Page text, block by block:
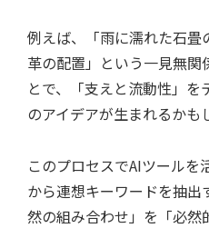
例えば、「雨に濡れた石畳
革の配置」という一見無
とで、「支えと流動性」
のアイデアが生まれるかも
このプロセスでAIツール
から連想キーワードを抽出
然の組み合わせ」を「必